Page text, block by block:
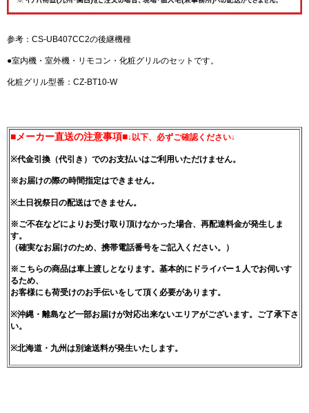
参考：CS-UB407CC2の後継機種
●室内機・室外機・リモコン・化粧グリルのセットです。
化粧グリル型番：CZ-BT10-W
■メーカー直送の注意事項■↓以下、必ずご確認ください↓
※代金引換（代引き）でのお支払いはご利用いただけません。
※お届けの際の時間指定はできません。
※土日祝祭日の配送はできません。
※ご不在などによりお受け取り頂けなかった場合、再配達料金が発生しま
す。
（確実なお届けのため、携帯電話番号をご記入ください。）
※こちらの商品は車上渡しとなります。基本的にドライバー１人でお伺いす
るため、
お客様にも荷受けのお手伝いをして頂く必要があります。
※沖縄・離島など一部お届けが対応出来ないエリアがございます。ご了承下さ
い。
※北海道・九州は別途送料が発生いたします。